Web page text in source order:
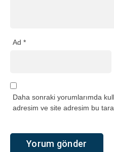
Ad *
Daha sonraki yorumlarımda
adresim ve site adresim bu